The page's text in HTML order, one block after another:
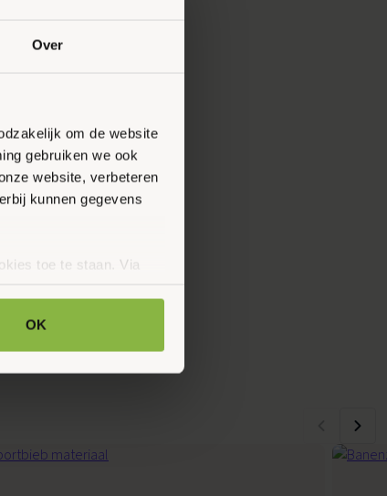
Over
om de website
gebruiken we ook
website, verbeteren
kunnen gegevens
toe te staan. Via
OK